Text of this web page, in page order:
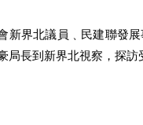
監察 區議會
新界北議員﹑民建聯發
局長到新界北視察，探訪